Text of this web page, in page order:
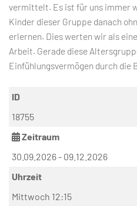
vermittelt. Es ist für uns immer
Kinder dieser Gruppe danach
erlernen. Dies werten wir als
Arbeit. Gerade diese
Einfühlungsvermögen durch die
ID
18755
Zeitraum
30.09.2026 - 09.12.2026
Uhrzeit
Mittwoch 12:15